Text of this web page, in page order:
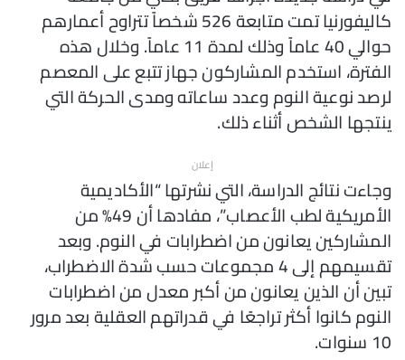
كاليفورنيا تمت متابعة 526 شخصاً تتراوح أعمارهم
حوالي 40 عاماً وذلك لمدة 11 عاماً. وخلال هذه
الفترة، استخدم المشاركون جهاز تتبع على المعصم
لرصد نوعية النوم وعدد ساعاته ومدى الحركة التي
ينتجها الشخص أثناء ذلك.
إعلان
وجاءت نتائج الدراسة، التي نشرتها “الأكاديمية
الأمريكية لطب الأعصاب”، مفادها أن 49% من
المشاركين يعانون من اضطرابات في النوم. وبعد
تقسيمهم إلى 4 مجموعات حسب شدة الاضطراب،
تبين أن الذين يعانون من أكبر معدل من اضطرابات
النوم كانوا أكثر تراجعًا في قدراتهم العقلية بعد مرور
10 سنوات.